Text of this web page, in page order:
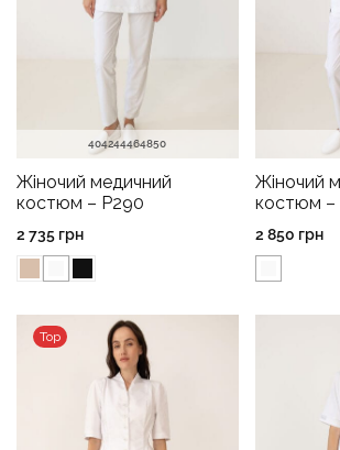
404244464850
Жіночий медичний
костюм – P290
2 735 грн
Жіночий
костюм –
2 850 грн
Top